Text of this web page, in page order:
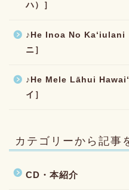
ハ）］
♪He Inoa No Kaʻiulani
ニ］
♪He Mele Lāhui
イ］
カテゴリーから記事
CD・本紹介